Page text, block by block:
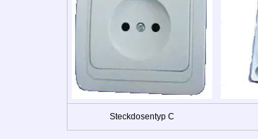
Steckdosentyp C